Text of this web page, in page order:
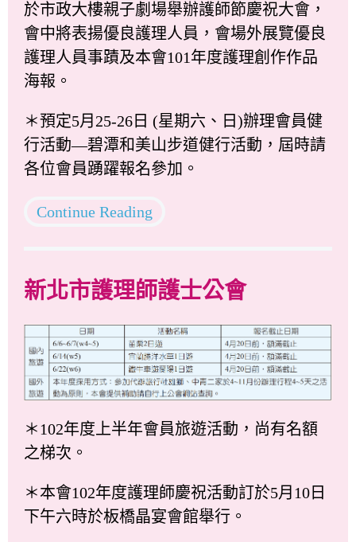
於市政大樓親子劇場舉辦護師節慶祝大會，
會中將表揚優良護理人員，會場外展覽優良
護理人員事蹟及本會101年度護理創作作品
海報。
＊預定5月25-26日 (星期六、日)辦理會員健
行活動—碧潭和美山步道健行活動，屆時請
各位會員踴躍報名參加。
Continue Reading
新北市護理師護士公會
＊102年度上半年會員旅遊活動，尚有名額
之梯次。
＊本會102年度護理師慶祝活動訂於5月10日
下午六時於板橋晶宴會館舉行。